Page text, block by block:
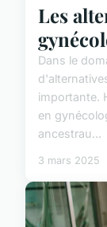
Les
Dans le
importante.
en
ancestrau...
3 mars 2025